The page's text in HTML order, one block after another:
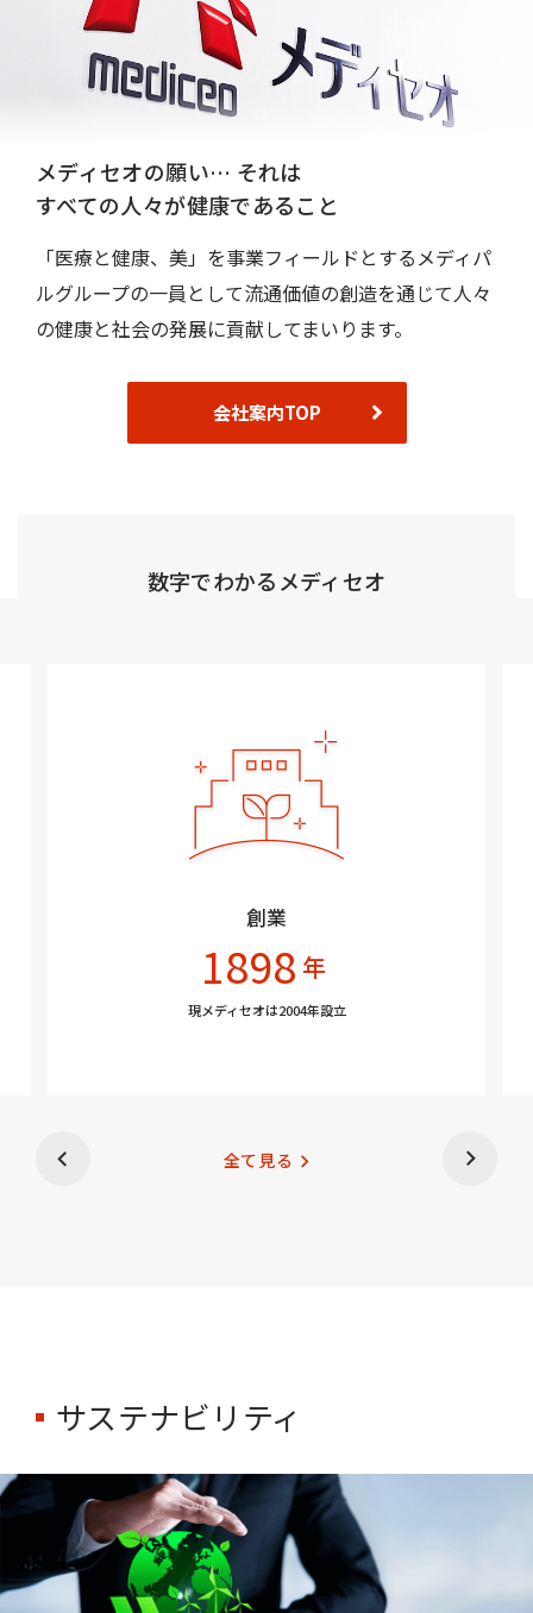
メディセオの願い… それは
すべての人々が健康であること
「医療と健康、美」を事業フィールドとするメディパ
ルグループの一員として流通価値の創造を通じて人々
の健康と社会の発展に貢献してまいります。
会社案内TOP
数字でわかるメディセオ
創業
1898 年
現メディセオは2004年設立
全て見る
サステナビリティ